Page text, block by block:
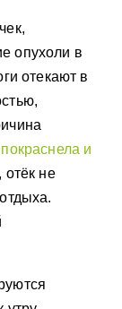
опухоли в
отекают в
и
отёк не